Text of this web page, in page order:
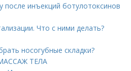
после инъекций ботулотоксинов
Что с ними делать?
носогубные складки?
ТЕЛА